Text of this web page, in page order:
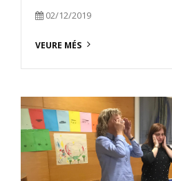
02/12/2019
VEURE MÉS